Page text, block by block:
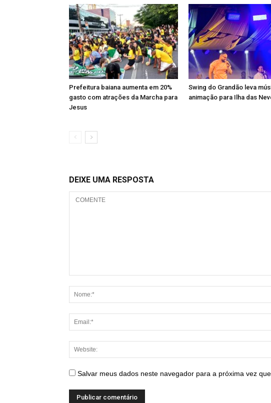
Prefeitura baiana aumenta em 20%
gasto com atrações da Marcha para
Jesus
Swing do Grandão leva
animação para Ilha das
DEIXE UMA RESPOSTA
Salvar meus dados neste navegador para a próxima vez